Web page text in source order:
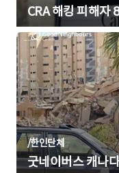
CRA 해킹 피해자
/한인단체
굿네이버스 캐나